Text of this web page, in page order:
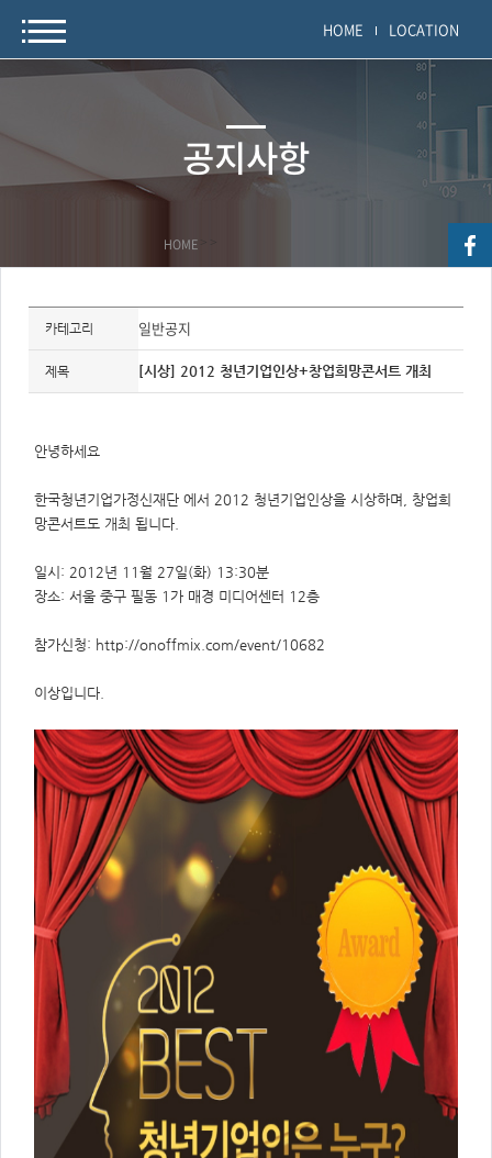
HOME LOCATION
공지사항
HOME > >
자
개
용,
키
주
제,
유
작
권
자/
자,
년
대
표
미
지,
첨
부
파
일,
출
처,
형
카테고리 일반공지
제목 [시상] 2012 청년기업인상+창업희망콘서트 개최
안녕하세요
한국청년기업가정신재단 에서 2012 청년기업인상을 시상하며, 창업희
망콘서트도 개최 됩니다.
일시: 2012년 11월 27일(화) 13:30분
장소: 서울 중구 필동 1가 매경 미디어센터 12층
참가신청: http://onoffmix.com/event/10682
이상입니다.